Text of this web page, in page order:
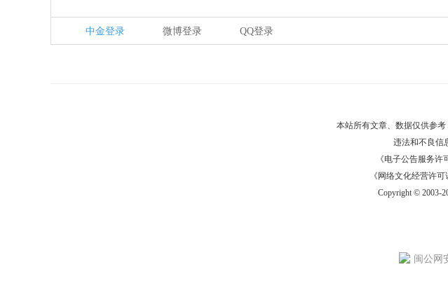
中金登录 微博登录 QQ登录
本站所有文章、数据仅供参
违法和不良信
《电子公告服务许可
《网络文化经营许
Copyright © 2003-
闽公网